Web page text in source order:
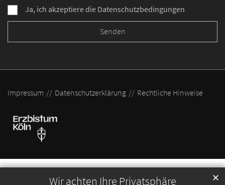
Wir achten Ihre Privatsphäre ✕
Ja, ich akzeptiere die Datenschutzbedingungen
Impressum Datenschutzerklärung Rechtliche Hinweise